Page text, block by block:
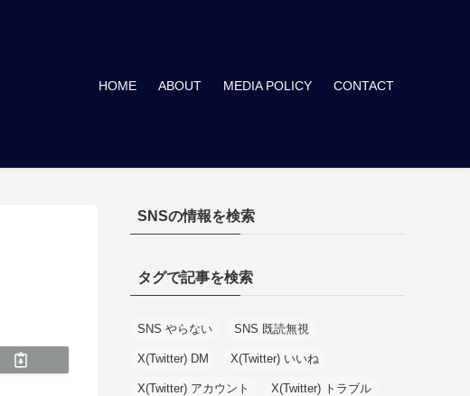
HOME ABOUT MEDIA POLICY CONTACT
SNSの情報を検索
タグで記事を検索
SNS やらない SNS 既読無視
X(Twitter) DM X(Twitter) いいね
X(Twitter) アカウント X(Twitter) トラブル